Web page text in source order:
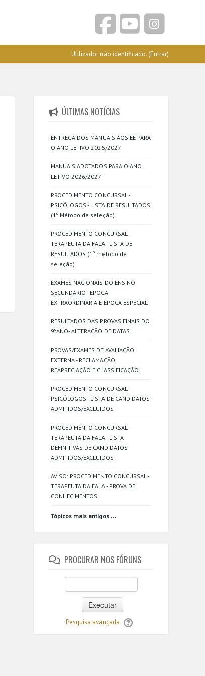
Utilizador não identificado. (Entrar)
ÚLTIMAS NOTÍCIAS
ENTREGA DOS MANUAIS AOS EE PARA
O ANO LETIVO 2026/2027
MANUAIS ADOTADOS PARA O ANO
LETIVO 2026/2027
PROCEDIMENTO CONCURSAL -
PSICÓLOGOS - LISTA DE RESULTADOS
(1º Método de seleção)
PROCEDIMENTO CONCURSAL -
TERAPEUTA DA FALA - LISTA DE
RESULTADOS (1º método de
seleção)
EXAMES NACIONAIS DO ENSINO
SECUNDÁRIO - ÉPOCA
EXTRAORDINÁRIA E ÉPOCA ESPECIAL
RESULTADOS DAS PROVAS FINAIS DO
9ºANO- ALTERAÇÃO DE DATAS
PROVAS/EXAMES DE AVALIAÇÃO
EXTERNA - RECLAMAÇÃO,
REAPRECIAÇÃO E CLASSIFICAÇÃO
PROCEDIMENTO CONCURSAL -
PSICÓLOGOS - LISTA DE CANDIDATOS
ADMITIDOS/EXCLUÍDOS
PROCEDIMENTO CONCURSAL -
TERAPEUTA DA FALA - LISTA
DEFINITIVAS DE CANDIDATOS
ADMITIDOS/EXCLUÍDOS
AVISO: PROCEDIMENTO CONCURSAL -
TERAPEUTA DA FALA - PROVA DE
CONHECIMENTOS
Tópicos mais antigos ...
PROCURAR NOS FÓRUNS
Executar
Pesquisa avançada